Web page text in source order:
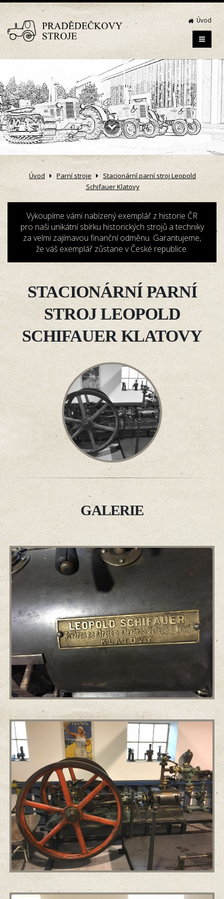
Úvod
Úvod Parní stroje
Stacionární parní stroj Leopold
Schifauer Klatovy
Vykoupíme vámi nabízený exemplář z historie ČR
pro naši unikátní sbírku historických strojů a techniky
za velmi zajímavou finanční odměnu. Garantujeme,
že váš exemplář zůstane v České republice.
STACIONÁRNÍ PARNÍ
STROJ LEOPOLD
SCHIFAUER KLATOVY
GALERIE